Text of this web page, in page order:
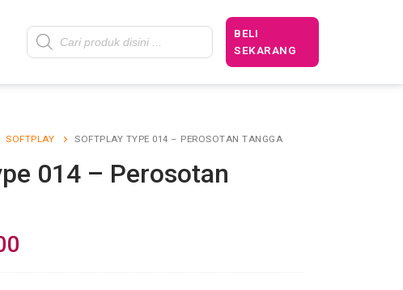
BELI
SEKARANG
SOFTPLAY SOFTPLAY TYPE 014 – PEROSOTAN TANGGA
014 – Perosotan